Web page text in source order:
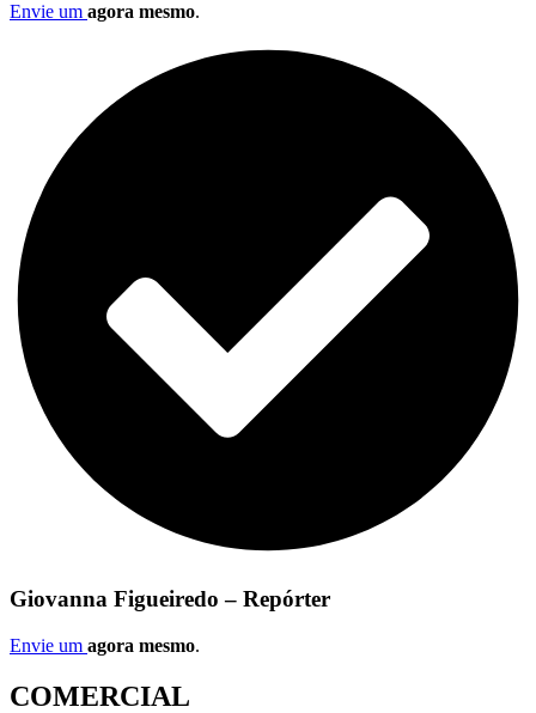
Envie um agora mesmo.
Giovanna Figueiredo – Repórter
Envie um agora mesmo.
COMERCIAL